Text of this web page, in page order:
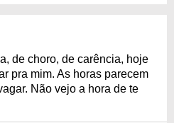
de choro, de carência, hoje
pra mim. As horas parecem
Não vejo a hora de te